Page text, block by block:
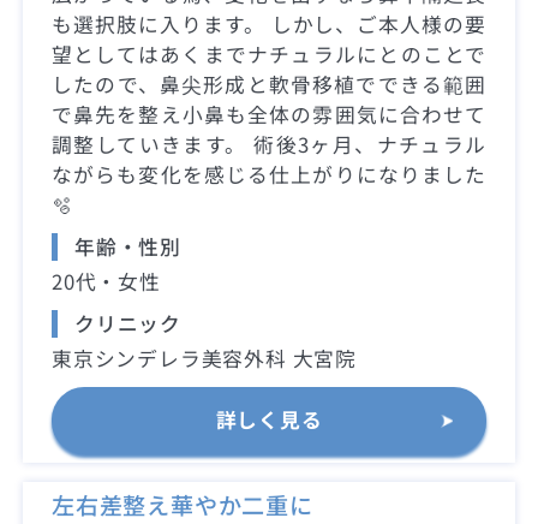
も選択肢に入ります。 しかし、ご本人様の要
望としてはあくまでナチュラルにとのことで
したので、鼻尖形成と軟骨移植でできる範囲
で鼻先を整え小鼻も全体の雰囲気に合わせて
調整していきます。 術後3ヶ月、ナチュラル
ながらも変化を感じる仕上がりになりました
🫧
年齢・性別
20代・女性
クリニック
東京シンデレラ美容外科 大宮院
詳しく見る
左右差整え華やか二重に